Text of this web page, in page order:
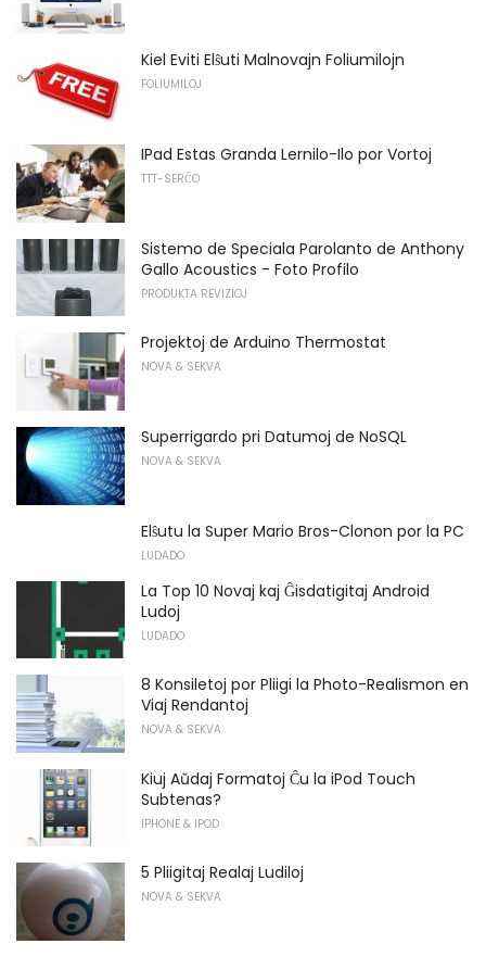
Kiel Eviti Elŝuti Malnovajn Foliumilojn
FOLIUMILOJ
IPad Estas Granda Lernilo-Ilo por Vortoj
TTT-SERĈO
Sistemo de Speciala Parolanto de Anthony
Gallo Acoustics - Foto Profilo
PRODUKTA REVIZIOJ
Projektoj de Arduino Thermostat
NOVA & SEKVA
Superrigardo pri Datumoj de NoSQL
NOVA & SEKVA
Elŝutu la Super Mario Bros-Clonon por la PC
LUDADO
La Top 10 Novaj kaj Ĝisdatigitaj Android
Ludoj
LUDADO
8 Konsiletoj por Pliigi la Photo-Realismon en
Viaj Rendantoj
NOVA & SEKVA
Kiuj Aŭdaj Formatoj Ĉu la iPod Touch
Subtenas?
IPHONE & IPOD
5 Pliigitaj Realaj Ludiloj
NOVA & SEKVA